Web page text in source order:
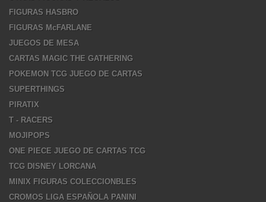
FIGURAS HASBRO
FIGURAS McFARLANE
JUEGOS DE MESA
CARTAS MAGIC THE GATHERING
POKEMON TCG JUEGO DE CARTAS
SUPERTHINGS
PIRATIX
T - RACERS
MOJIPOPS
ONE PIECE JUEGO DE CARTAS TCG
TCG DISNEY LORCANA
MINIX FIGURAS COLECCIONBLES
CROMOS LIGA ESPAÑOLA PANINI